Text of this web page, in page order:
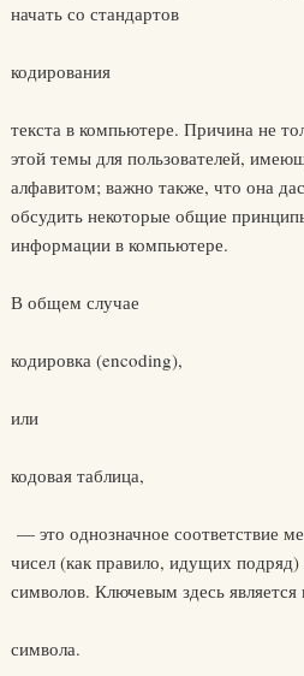
начать со стандартов
кодирования
текста в компьютере. Причина не
этой темы для пользователей,
алфавитом; важно также, что она
обсудить некоторые общие
информации в компьютере.
В общем случае
кодировка (encoding),
или
кодовая таблица,
— это однозначное соответствие
чисел (как правило, идущих
символов. Ключевым здесь является
символа.